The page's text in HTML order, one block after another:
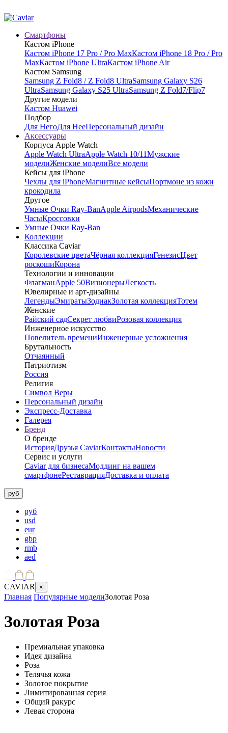
Смартфоны
Кастом iPhone
Кастом iPhone 17 Pro / Pro MaxКастом iPhone 18 Pro / Pro
MaxКастом iPhone UltraКастом iPhone Air
Кастом Samsung
Samsung Z Fold8 / Z Fold8 UltraSamsung Galaxy S26
UltraSamsung Galaxy S25 UltraSamsung Z Fold7/Flip7
Другие модели
Кастом Huawei
Подбор
Для НегоДля НееПерсональный дизайн
Аксессуары
Корпуса Apple Watch
Apple Watch UltraApple Watch 10/11Мужские
моделиЖенские моделиВсе модели
Кейсы для iPhone
Чехлы для iPhoneМагнитные кейсыПортмоне из кожи
крокодила
Другое
Умные Очки Ray-BanApple AirpodsМеханические
ЧасыКроссовки
Умные Очки Ray-Ban
Коллекции
Классика Caviar
Королевские цветаЧёрная коллекцияГенезисЦвет
роскошиКорона
Технологии и инновации
ФлагманApple 50ВизионерыЛегкость
Ювелирные и арт-дизайны
ЛегендыЭмиратыЗодиакЗолотая коллекцияТотем
Женские
Райский садСекрет любвиРозовая коллекция
Инженерное искусство
Повелитель времениИнженерные усложнения
Брутальность
Отчаянный
Патриотизм
Россия
Религия
Символ Веры
Персональный дизайн
Экспресс-Доставка
Галерея
Бренд
О бренде
ИсторияДрузья CaviarКонтактыНовости
Сервис и услуги
Caviar для бизнесаМоддинг на вашем
смартфонеРеставрацияДоставка и оплата
руб
руб
usd
eur
gbp
rmb
aed
CAVIAR ×
Главная Популярные моделиЗолотая Роза
Золотая Роза
Премиальная упаковка
Идея дизайна
Роза
Телячья кожа
Золотое покрытие
Лимитированная серия
Общий ракурс
Левая сторона